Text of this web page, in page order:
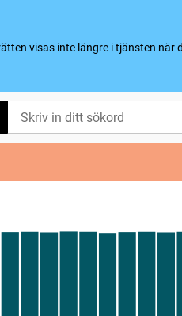
visas inte längre i tjänsten när